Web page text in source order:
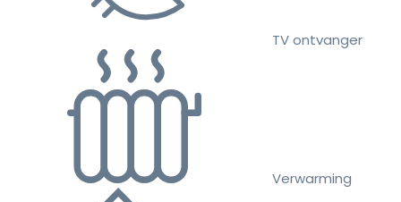
TV ontvanger
Verwarming